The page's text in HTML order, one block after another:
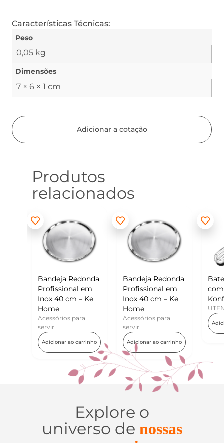
Características Técnicas:
Peso
0,05 kg
Dimensões
7 × 6 × 1 cm
Adicionar a cotação
Produtos
relacionados
Redonda
ao carrinho
Bandeja Redonda
Profissional em
Inox 40 cm – Ke
Acessórios para
Adicionar ao carrinho
Batedor de Ovos
com Raspador –
Konfektt
Adicionar ao carrinho
Explore o
universo de nossas